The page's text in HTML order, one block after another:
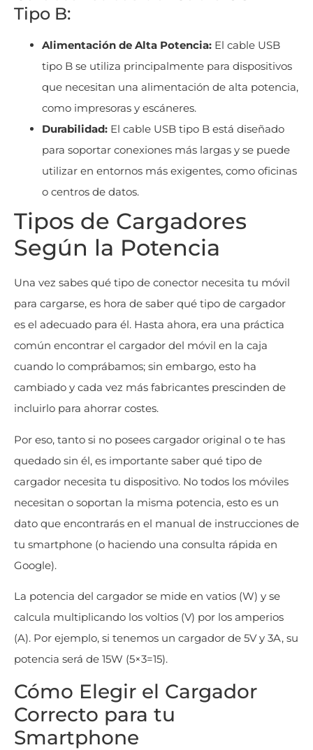
Tipo B:
Alimentación de Alta Potencia: El cable USB
tipo B se utiliza principalmente para dispositivos
que necesitan una alimentación de alta potencia,
como impresoras y escáneres.
Durabilidad: El cable USB tipo B está diseñado
para soportar conexiones más largas y se puede
utilizar en entornos más exigentes, como oficinas
o centros de datos.
Tipos de Cargadores
Según la Potencia
Una vez sabes qué tipo de conector necesita tu móvil
para cargarse, es hora de saber qué tipo de cargador
es el adecuado para él. Hasta ahora, era una práctica
común encontrar el cargador del móvil en la caja
cuando lo comprábamos; sin embargo, esto ha
cambiado y cada vez más fabricantes prescinden de
incluirlo para ahorrar costes.
Por eso, tanto si no posees cargador original o te has
quedado sin él, es importante saber qué tipo de
cargador necesita tu dispositivo. No todos los móviles
necesitan o soportan la misma potencia, esto es un
dato que encontrarás en el manual de instrucciones de
tu smartphone (o haciendo una consulta rápida en
Google).
La potencia del cargador se mide en vatios (W) y se
calcula multiplicando los voltios (V) por los amperios
(A). Por ejemplo, si tenemos un cargador de 5V y 3A, su
potencia será de 15W (5×3=15).
Cómo Elegir el Cargador
Correcto para tu
Smartphone